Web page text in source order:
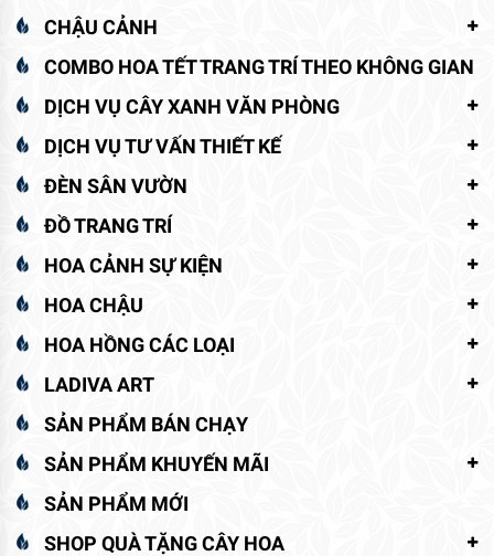
CHẬU CẢNH
COMBO HOA TẾT TRANG TRÍ THEO KHÔNG GIAN
DỊCH VỤ CÂY XANH VĂN PHÒNG
DỊCH VỤ TƯ VẤN THIẾT KẾ
ĐÈN SÂN VƯỜN
ĐỒ TRANG TRÍ
HOA CẢNH SỰ KIỆN
HOA CHẬU
HOA HỒNG CÁC LOẠI
LADIVA ART
SẢN PHẨM BÁN CHẠY
SẢN PHẨM KHUYẾN MÃI
SẢN PHẨM MỚI
SHOP QUÀ TẶNG CÂY HOA